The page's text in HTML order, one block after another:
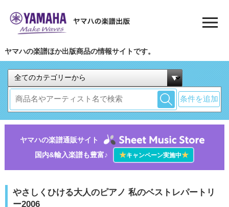
ヤマハの楽譜ほか出版商品の情報サイトです。
条件を追加
ヤマハの楽譜通販サイト
国内&輸入楽譜も豊富♪
★キャンペーン実施中★
やさしくひける大人のピアノ 私のベストレパートリ
ー2006